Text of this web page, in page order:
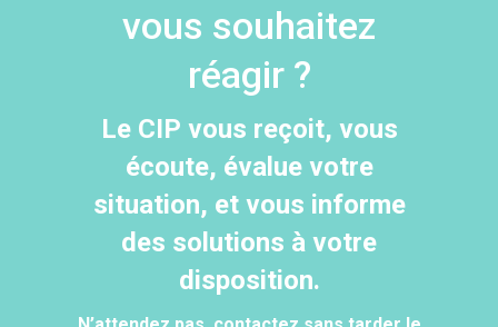
vous souhaitez
réagir ?
Le CIP vous reçoit, vous
écoute, évalue votre
situation, et vous informe
des solutions à votre
disposition.